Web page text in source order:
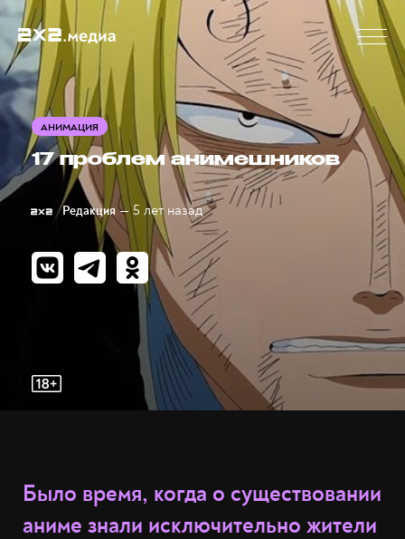
АНИМАЦИЯ
17 проблем анимешников
Редакция — 5 лет назад
Было время, когда о существовании
аниме знали исключительно жители